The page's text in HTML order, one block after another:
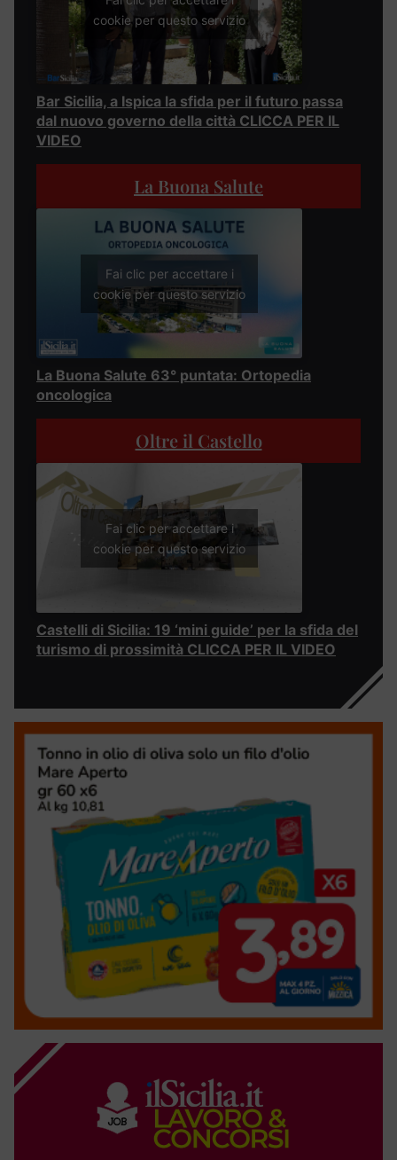
cookie per questo servizio
Bar Sicilia, a Ispica la sfida per il futuro passa
dal nuovo governo della città CLICCA PER IL
VIDEO
La Buona Salute
Fai clic per accettare i
cookie per questo servizio
La Buona Salute 63° puntata: Ortopedia
oncologica
Oltre il Castello
Fai clic per accettare i
cookie per questo servizio
Castelli di Sicilia: 19 ‘mini guide’ per la sfida del
turismo di prossimità CLICCA PER IL VIDEO